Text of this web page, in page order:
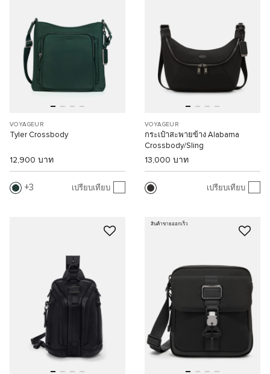
VOYAGEUR
Tyler Crossbody
12,900 บาท
3 เปรียบเทียบ
VOYAGEUR
กระเป๋าสะพายข้าง Alabama
Crossbody/Sling
13,000 บาท
เปรียบเทียบ
สินค้าขายออกเร็ว